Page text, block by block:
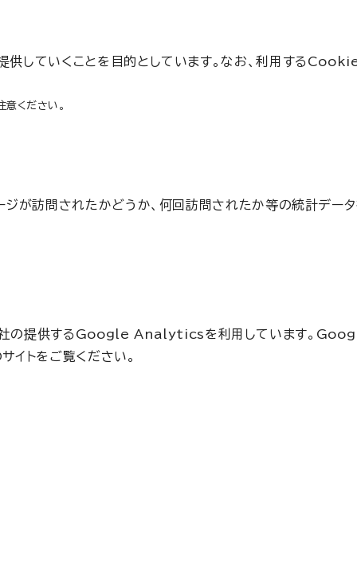
ていくことを目的としています。なお、利用する
ください。
訪問されたかどうか、何回訪問されたか等の統計デ
社の提供するGoogle Analyticsを利用しています。
トをご覧ください。